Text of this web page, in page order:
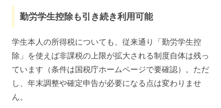
勤労学生控除も引き続き利用可能
学生本人の所得税についても、従来通り「勤労学生控
除」を使えば非課税の上限が拡大される制度自体は残っ
ています（条件は国税庁ホームページで要確認）。ただ
し、年末調整や確定申告が必要になる点は変わりませ
ん。